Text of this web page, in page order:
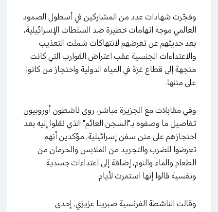
وفجّرت شهادات عدد من المشاركين في أسطول الصمود
العالمي موجة اتهامات خطيرة ضد السلطات الإسرائيلية،
بعد حديثهم عن تعرضهم لانتهاكات شملت التعذيب
والاعتداءات الجنسية عقب اعتراض القوارب التي كانت
متجهة إلى قطاع غزة في المياه الدولية واحتجاز من كانوا
على متنها.
وفي مقابلات مع الجزيرة مباشر، روى ناشطون أوروبيون
تفاصيل ما وصفوه بـ"السجن العائم" الذي نقلوا إليه بعد
احتجازهم على متن سفن إسرائيلية، مؤكدين أنهم
تعرضوا للضرب والتجريد من الملابس والحرمان من
الطعام والماء والنوم، إضافة إلى اعتداءات جسدية
ونفسية قالوا إنها استمرت لأيام.
وقالت الناشطة الفرنسية صبرينا عزيزي، إحدى